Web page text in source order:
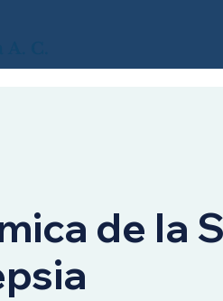
de la